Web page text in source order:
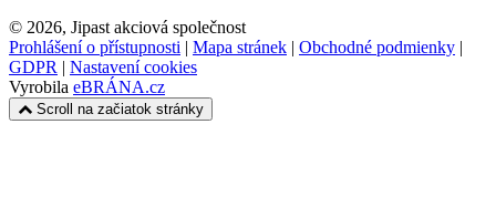
© 2026, Jipast akciová společnost
Prohlášení o přístupnosti | Mapa stránek | Obchodné podmienky |
GDPR | Nastavení cookies
Vyrobila eBRÁNA.cz
Scroll na začiatok stránky